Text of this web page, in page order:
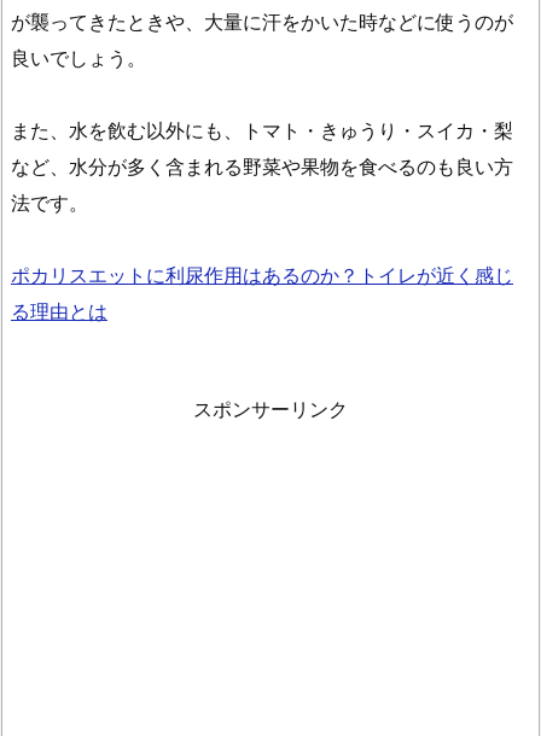
が襲ってきたときや、大量に汗をかいた時などに使うのが
良いでしょう。
また、水を飲む以外にも、トマト・きゅうり・スイカ・梨
など、水分が多く含まれる野菜や果物を食べるのも良い方
法です。
ポカリスエットに利尿作用はあるのか？トイレが近く感じ
る理由とは
スポンサーリンク